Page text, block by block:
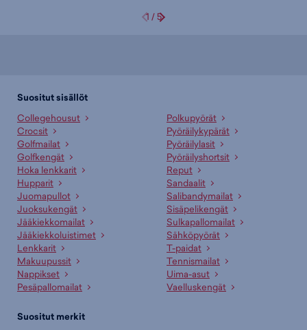
1 /5
Suositut sisällöt
Collegehousut
Crocsit
Golfmailat
Golfkengät
Hoka lenkkarit
Hupparit
Juomapullot
Juoksukengät
Jääkiekkomailat
Jääkiekkoluistimet
Lenkkarit
Makuupussit
Nappikset
Pesäpallomailat
Polkupyörät
Pyöräilykypärät
Pyöräilylasit
Pyöräilyshortsit
Reput
Sandaalit
Salibandymailat
Sisäpelikengät
Sulkapallomailat
Sähköpyörät
T-paidat
Tennismailat
Uima-asut
Vaelluskengät
Suositut merkit